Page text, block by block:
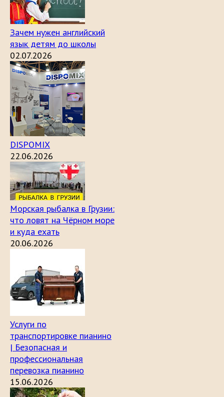
Зачем нужен английский
язык детям до школы
02.07.2026
DISPOMIX
22.06.2026
Морская рыбалка в Грузии:
что ловят на Чёрном море
и куда ехать
20.06.2026
Услуги по
транспортировке пианино
| Безопасная и
профессиональная
перевозка пианино
15.06.2026